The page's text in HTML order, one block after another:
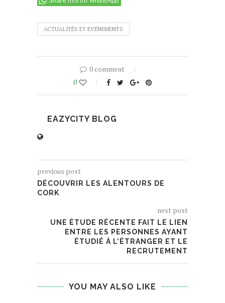
ACTUALITÉS ET EVÉNEMENTS
0 comment
0
EAZYCITY BLOG
previous post
DÉCOUVRIR LES ALENTOURS DE
CORK
next post
UNE ÉTUDE RÉCENTE FAIT LE LIEN
ENTRE LES PERSONNES AYANT
ÉTUDIÉ À L’ÉTRANGER ET LE
RECRUTEMENT
YOU MAY ALSO LIKE